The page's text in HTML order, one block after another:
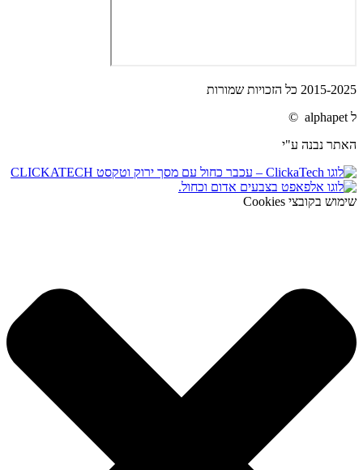
2015-2025 כל הזכויות שמורות
ל alphapet ©
האתר נבנה ע"י
שימוש בקובצי Cookies